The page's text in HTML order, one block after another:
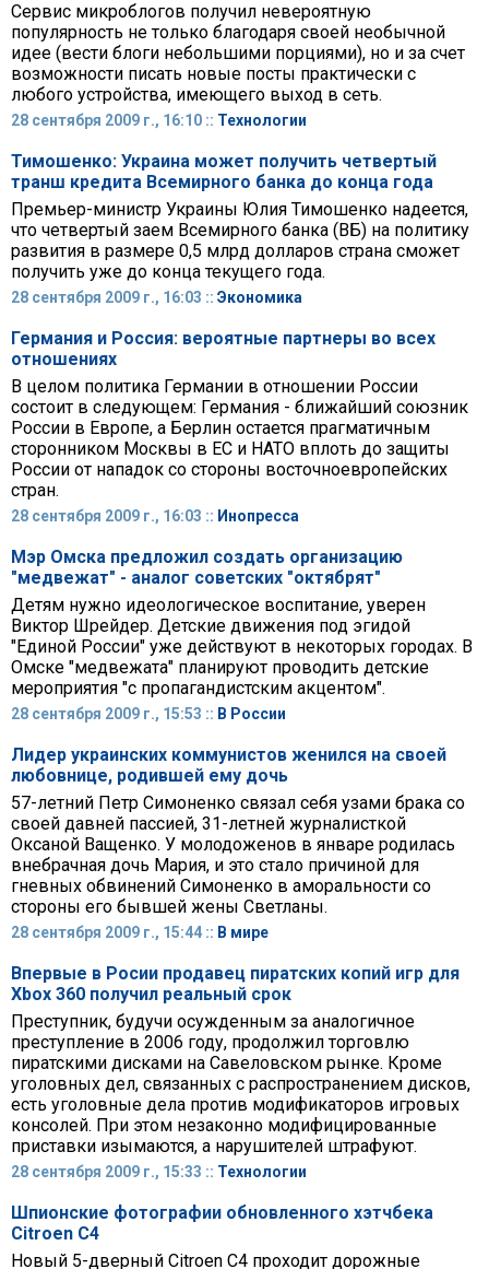
Сервис микроблогов получил невероятную
популярность не только благодаря своей необычной
идее (вести блоги небольшими порциями), но и за счет
возможности писать новые посты практически с
любого устройства, имеющего выход в сеть.
28 сентября 2009 г., 16:10 :: Технологии
Тимошенко: Украина может получить четвертый
транш кредита Всемирного банка до конца года
Премьер-министр Украины Юлия Тимошенко надеется,
что четвертый заем Всемирного банка (ВБ) на политику
развития в размере 0,5 млрд долларов страна сможет
получить уже до конца текущего года.
28 сентября 2009 г., 16:03 :: Экономика
Германия и Россия: вероятные партнеры во всех
отношениях
В целом политика Германии в отношении России
состоит в следующем: Германия - ближайший союзник
России в Европе, а Берлин остается прагматичным
сторонником Москвы в ЕС и НАТО вплоть до защиты
России от нападок со стороны восточноевропейских
стран.
28 сентября 2009 г., 16:03 :: Инопресса
Мэр Омска предложил создать организацию
"медвежат" - аналог советских "октябрят"
Детям нужно идеологическое воспитание, уверен
Виктор Шрейдер. Детские движения под эгидой
"Единой России" уже действуют в некоторых городах. В
Омске "медвежата" планируют проводить детские
мероприятия "с пропагандистским акцентом".
28 сентября 2009 г., 15:53 :: В России
Лидер украинских коммунистов женился на своей
любовнице, родившей ему дочь
57-летний Петр Симоненко связал себя узами брака со
своей давней пассией, 31-летней журналисткой
Оксаной Ващенко. У молодоженов в январе родилась
внебрачная дочь Мария, и это стало причиной для
гневных обвинений Симоненко в аморальности со
стороны его бывшей жены Светланы.
28 сентября 2009 г., 15:44 :: В мире
Впервые в Росии продавец пиратских копий игр для
Хbox 360 получил реальный срок
Преступник, будучи осужденным за аналогичное
преступление в 2006 году, продолжил торговлю
пиратскими дисками на Савеловском рынке. Кроме
уголовных дел, связанных с распространением дисков,
есть уголовные дела против модификаторов игровых
консолей. При этом незаконно модифицированные
приставки изымаются, а нарушителей штрафуют.
28 сентября 2009 г., 15:33 :: Технологии
Шпионские фотографии обновленного хэтчбека
Citroen C4
Новый 5-дверный Citroen C4 проходит дорожные